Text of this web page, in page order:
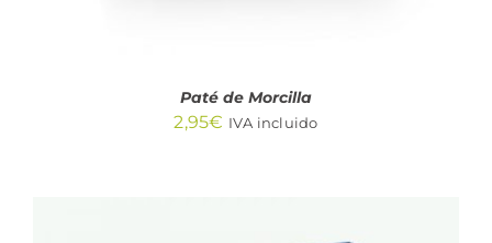
Paté de Morcilla
2,95€ IVA incluido